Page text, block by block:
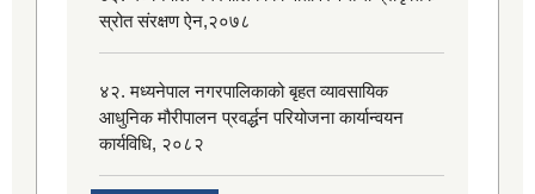
स्रोत संरक्षण ऐन,२०७८
४२. मध्यनेपाल नगरपालिकाको बृहत व्यावसायिक
आधुनिक मौरीपालन प्रवर्द्धन परियोजना कार्यान्वयन
कार्यविधि, २०८२